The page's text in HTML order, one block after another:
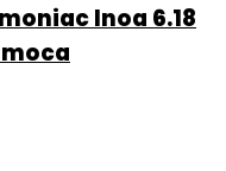
Inoa 6.18